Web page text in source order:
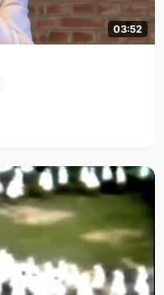
03:52